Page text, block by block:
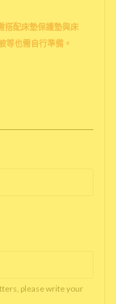
搭配床墊保護墊與床
等也需自行準備。
please write your